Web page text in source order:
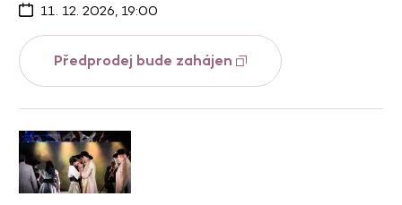
11. 12. 2026, 19:00
Předprodej bude zahájen